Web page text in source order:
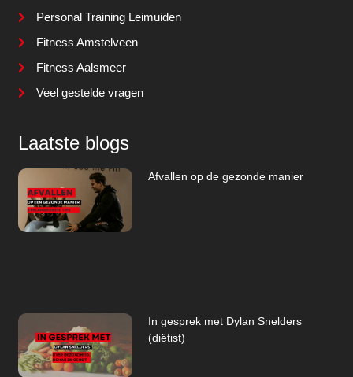
Personal Training Leimuiden
Fitness Amstelveen
Fitness Aalsmeer
Veel gestelde vragen
Laatste blogs
Afvallen op de gezonde manier
In gesprek met Dylan Snelders
(diëtist)